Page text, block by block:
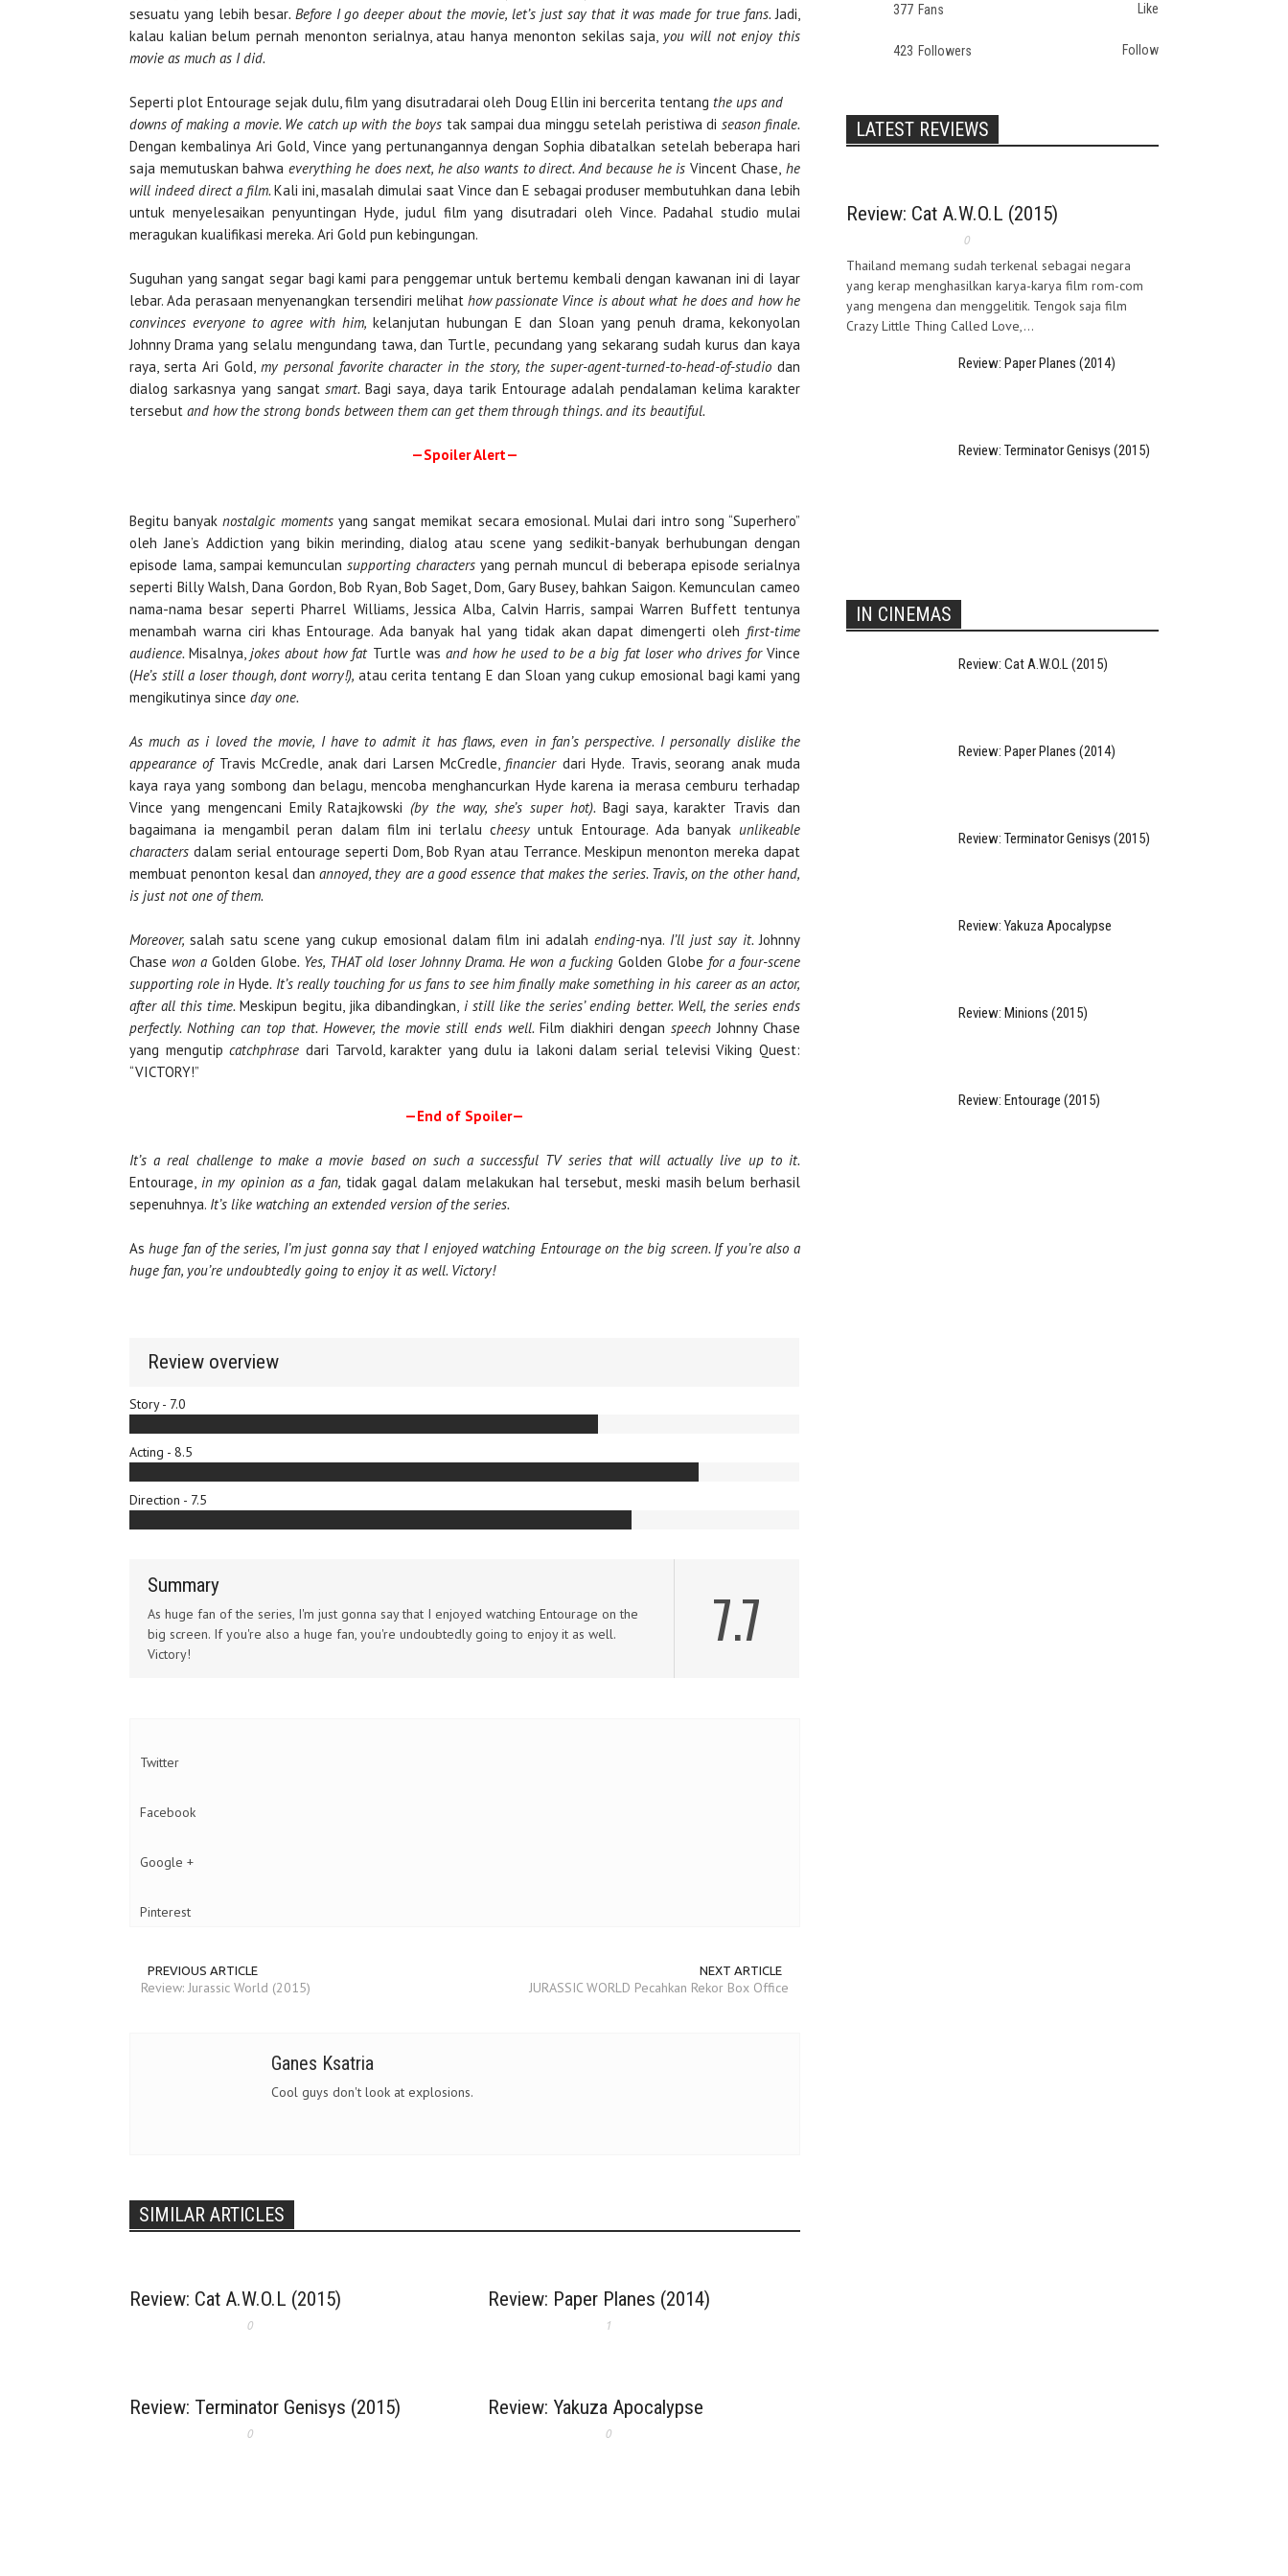
sesuatu yang lebih besar. Before I go deeper about the movie, let’s just say that it was made for true fans.Jadi,
kalau kalian belum pernah menonton serialnya, atau hanya menonton sekilas saja, you will not enjoy this
movie as much as I did.
Seperti plot Entourage sejak dulu, film yang disutradarai oleh Doug Ellin ini bercerita tentang the ups and
downs of making a movie. We catch up with the boys tak sampai dua minggu setelah peristiwa di season finale.
Dengan kembalinya Ari Gold, Vince yang pertunangannya dengan Sophia dibatalkan setelah beberapa hari
saja memutuskan bahwa everything he does next, he also wants to direct. And because he is Vincent Chase, he
will indeed direct a film.Kali ini, masalah dimulai saat Vince dan E sebagai produser membutuhkan dana lebih
untuk menyelesaikan penyuntingan Hyde, judul film yang disutradari oleh Vince. Padahal studio mulai
meragukan kualifikasi mereka. Ari Gold pun kebingungan.
Suguhan yang sangat segar bagi kami para penggemar untuk bertemu kembali dengan kawanan ini di layar
lebar. Ada perasaan menyenangkan tersendiri melihat how passionate Vince is about what he does and how he
convinces everyone to agree with him, kelanjutan hubungan E dan Sloan yang penuh drama, kekonyolan
Johnny Drama yang selalu mengundang tawa, dan Turtle, pecundang yang sekarang sudah kurus dan kaya
raya, serta Ari Gold, my personal favorite character in the story, thesuper-agent-turned-to-head-of-studio dan
dialog sarkasnya yang sangatsmart.Bagi saya, daya tarik Entourage adalah pendalaman kelima karakter
tersebut and how the strong bonds between them can get them through things. and its beautiful.
—Spoiler Alert—
Begitu banyaknostalgic moments yang sangat memikat secara emosional. Mulai dari intro song “Superhero”
oleh Jane’s Addiction yang bikin merinding, dialog atau scene yang sedikit-banyak berhubungan dengan
episode lama, sampai kemunculan supporting characters yang pernah muncul di beberapa episode serialnya
seperti Billy Walsh, Dana Gordon, Bob Ryan, Bob Saget, Dom, Gary Busey, bahkan Saigon. Kemunculan cameo
nama-nama besar seperti Pharrel Williams, Jessica Alba, Calvin Harris, sampai Warren Buffett tentunya
menambah warna ciri khas Entourage. Ada banyak hal yang tidak akan dapat dimengerti oleh first-time
audience.Misalnya,jokes about how fat Turtle was and how he used to be a big fat loser who drives for Vince
(He’s still a loser though, dont worry!), atau cerita tentang E dan Sloan yang cukup emosional bagi kami yang
mengikutinya since day one.
As much as i loved the movie, I have to admit it has flaws, even in fan’s perspective. I personally dislike the
appearance of Travis McCredle, anak dari Larsen McCredle, financier dari Hyde. Travis, seorang anak muda
kaya raya yang sombong dan belagu, mencoba menghancurkan Hyde karena ia merasa cemburu terhadap
Vince yang mengencani Emily Ratajkowski(by the way, she’s super hot). Bagi saya, karakter Travis dan
bagaimana ia mengambil peran dalam film ini terlalu cheesyuntuk Entourage. Ada banyak unlikeable
characters dalam serial entourage seperti Dom, Bob Ryan atau Terrance. Meskipun menonton mereka dapat
membuat penonton kesal danannoyed, they are a good essence that makes the series. Travis, on the other hand,
is just not one of them.
Moreover,salah satu scene yang cukup emosional dalam film ini adalah ending-nya. I’ll just say it.Johnny
Chase won a Golden Globe. Yes, THAT old loser Johnny Drama. He won a fuckingGolden Globe for a four-scene
supporting role in Hyde. It’s really touching for us fans to see him finally make something in his career as an actor,
after all this time.Meskipun begitu, jika dibandingkan,i still like the series’ ending better. Well, the series ends
perfectly. Nothing can top that. However, the movie still ends well. Film diakhiri dengan speechJohnny Chase
yang mengutipcatchphrase dari Tarvold, karakter yang dulu ia lakoni dalam serial televisi Viking Quest:
“VICTORY!”
—End of Spoiler—
It’s a real challenge to make a movie based on such a successful TV series that will actually live up to it.
Entourage, in my opinion as a fan, tidak gagal dalam melakukan hal tersebut, meski masih belum berhasil
sepenuhnya. It’s like watching an extended version of the series.
As huge fan of the series, I’m just gonna say that I enjoyed watching Entourage on the big screen. If you’re also a
huge fan, you’re undoubtedly going to enjoy it as well. Victory!
Review overview
Story - 7.0
Acting - 8.5
Direction - 7.5
Summary
As huge fan of the series, I'm just gonna say that I enjoyed watching Entourage on the
big screen. If you're also a huge fan, you're undoubtedly going to enjoy it as well.
Victory!
7.7
Twitter
Facebook
Google +
Pinterest
PREVIOUS ARTICLE
Review: Jurassic World (2015)
NEXT ARTICLE
JURASSIC WORLD Pecahkan Rekor Box Office
Ganes Ksatria
Cool guys don't look at explosions.
SIMILAR ARTICLES
Review: Cat A.W.O.L (2015)
0
Review: Paper Planes (2014)
1
Review: Terminator Genisys (2015)
0
Review: Yakuza Apocalypse
0
377 Fans Like
423 Followers Follow
LATEST REVIEWS
Review: Cat A.W.O.L (2015)
0
Thailand memang sudah terkenal sebagai negara
yang kerap menghasilkan karya-karya film rom-com
yang mengena dan menggelitik. Tengok saja film
Crazy Little Thing Called Love,...
Review: Paper Planes (2014)
Review: Terminator Genisys (2015)
IN CINEMAS
Review: Cat A.W.O.L (2015)
Review: Paper Planes (2014)
Review: Terminator Genisys (2015)
Review: Yakuza Apocalypse
Review: Minions (2015)
Review: Entourage (2015)